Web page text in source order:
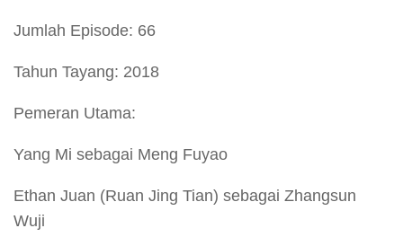
Jumlah Episode: 66
Tahun Tayang: 2018
Pemeran Utama:
Yang Mi sebagai Meng Fuyao
Ethan Juan (Ruan Jing Tian) sebagai Zhangsun
Wuji